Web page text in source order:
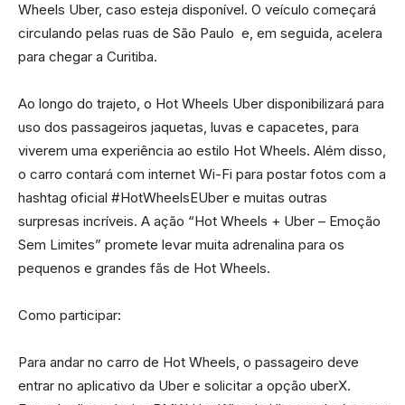
Wheels Uber, caso esteja disponível. O veículo começará
circulando pelas ruas de São Paulo e, em seguida, acelera
para chegar a Curitiba.
Ao longo do trajeto, o Hot Wheels Uber disponibilizará para
uso dos passageiros jaquetas, luvas e capacetes, para
viverem uma experiência ao estilo Hot Wheels. Além disso,
o carro contará com internet Wi-Fi para postar fotos com a
hashtag oficial #HotWheelsEUber e muitas outras
surpresas incríveis. A ação “Hot Wheels + Uber – Emoção
Sem Limites” promete levar muita adrenalina para os
pequenos e grandes fãs de Hot Wheels.
Como participar:
Para andar no carro de Hot Wheels, o passageiro deve
entrar no aplicativo da Uber e solicitar a opção uberX.